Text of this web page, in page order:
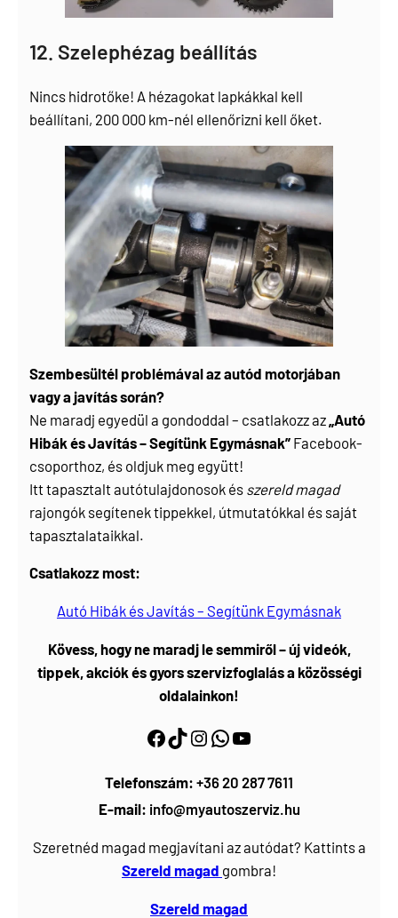
12. Szelephézag beállítás
Nincs hidrotőke! A hézagokat lapkákkal kell
beállítani, 200 000 km-nél ellenőrizni kell őket.
Szembesültél problémával az autód motorjában
vagy a javítás során?
Ne maradj egyedül a gondoddal – csatlakozz az „Autó
Hibák és Javítás – Segítünk Egymásnak” Facebook-
csoporthoz, és oldjuk meg együtt!
Itt tapasztalt autótulajdonosok és szereld magad
rajongók segítenek tippekkel, útmutatókkal és saját
tapasztalataikkal.
Csatlakozz most:
Autó Hibák és Javítás – Segítünk Egymásnak
Kövess, hogy ne maradj le semmiről – új videók,
tippek, akciók és gyors szervizfoglalás a közösségi
oldalainkon!
Facebook https://www.tiktok.com/@myautoszerviz.hu https://www.instagram.com/myautoszerviz.hu/ wa.me/36202877611 YouTube
Telefonszám: +36 20 287 7611
E-mail: info@myautoszerviz.hu
Szeretnéd magad megjavítani az autódat? Kattints a
Szereld magad gombra!
Szereld magad